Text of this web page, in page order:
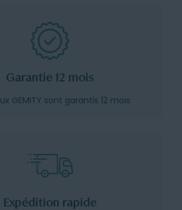
Garantie 12 mois
GEMITY sont garantis 12 mois
Expédition rapide